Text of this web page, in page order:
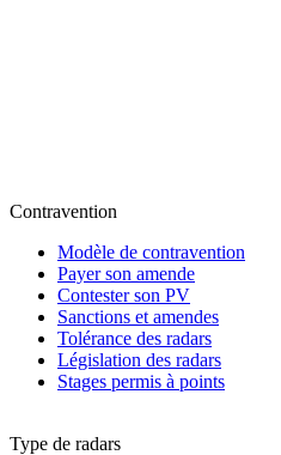
Contravention
Modèle de contravention
Payer son amende
Contester son PV
Sanctions et amendes
Tolérance des radars
Législation des radars
Stages permis à points
Type de radars